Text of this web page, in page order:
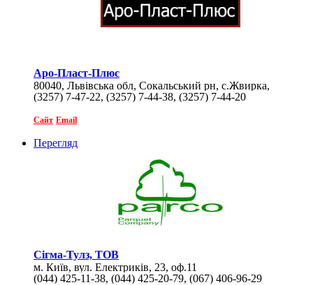
Аро-Пласт-Плюс
80040, Львівська обл, Сокальський рн, с.Жвирка,
вул.Львівська,1
(3257) 7-47-22, (3257) 7-44-38, (3257) 7-44-20
Сайт Email
Перегляд
Сігма-Тулз, ТОВ
м. Київ, вул. Електриків, 23, оф.11
(044) 425-11-38, (044) 425-20-79, (067) 406-96-29